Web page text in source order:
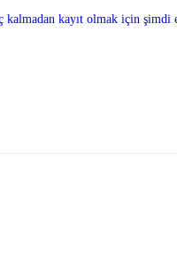
kayıt olmak için şimdi